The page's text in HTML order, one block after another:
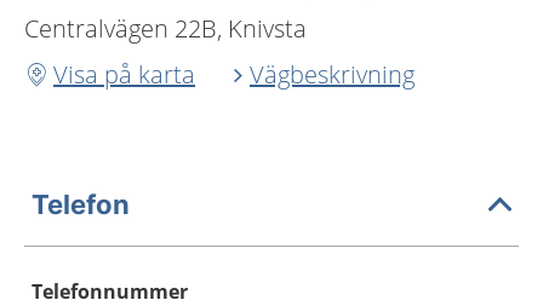
Centralvägen 22B, Knivsta
Visa på karta
Vägbeskrivning
Telefon
Telefonnummer